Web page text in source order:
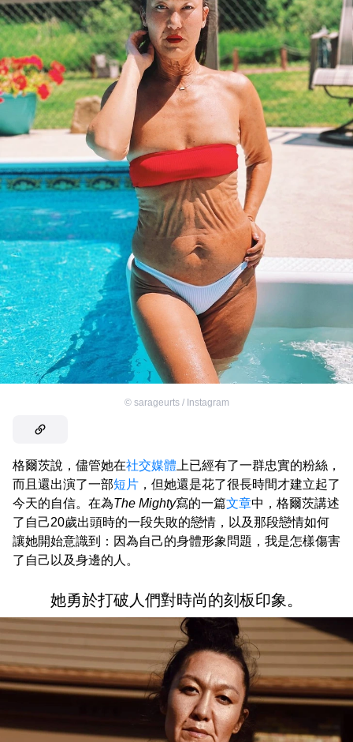
© sarageurts / Instagram
格爾茨說，儘管她在社交媒體 上已經有了一群忠實的粉絲，
而且還出演了一部短片 ，但她還是花了很長時間才建立起了
今天的自信。在為The Mighty寫的一篇文章中，格爾茨講述
了自己20歲出頭時的一段失敗的戀情，以及那段戀情如何
讓她開始意識到：因為自己的身體形象問題，我是怎樣傷害
了自己以及身邊的人。
她勇於打破人們對時尚的刻板印象。